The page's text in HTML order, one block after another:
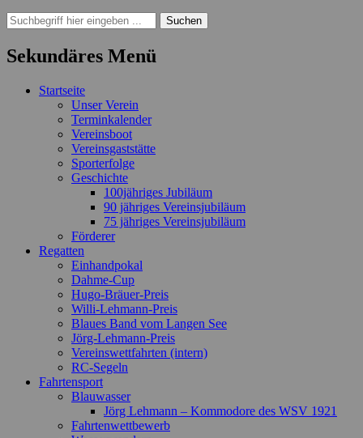
Suchen
Suchen
nach:
Sekundäres Menü
Zum
Startseite
Unser Verein
Terminkalender
Vereinsboot
Vereinsgaststätte
Sporterfolge
Geschichte
100jähriges Jubiläum
90 jähriges Vereinsjubiläum
75 jähriges Vereinsjubiläum
Förderer
Regatten
Einhandpokal
Dahme-Cup
Hugo-Bräuer-Preis
Willi-Lehmann-Preis
Blaues Band vom Langen See
Jörg-Lehmann-Preis
Vereinswettfahrten (intern)
RC-Segeln
Fahrtensport
Blauwasser
Jörg Lehmann – Kommodore des WSV 1921
Fahrtenwettbewerb